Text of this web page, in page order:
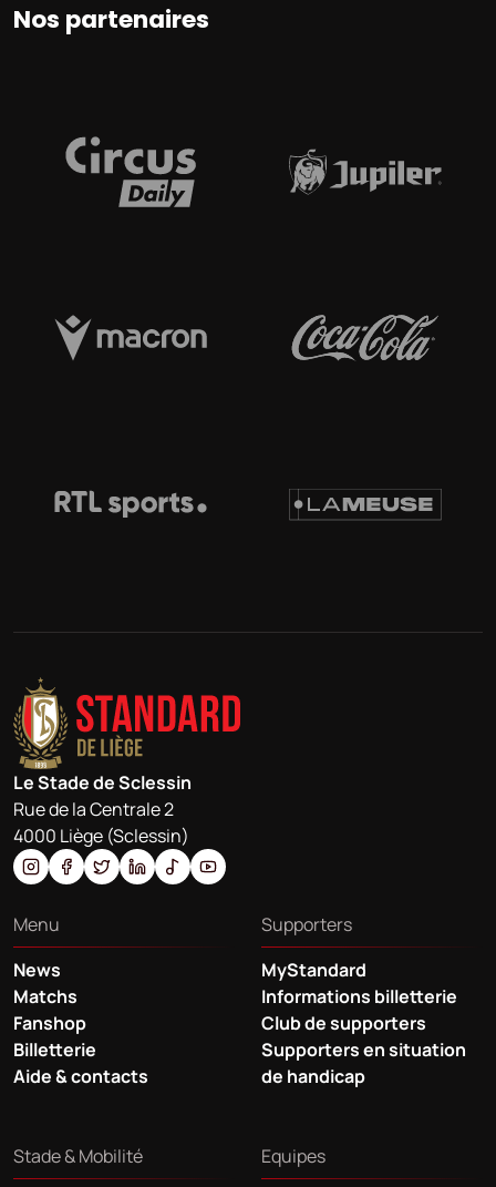
Nos partenaires
Le Stade de Sclessin
Rue de la Centrale 2
4000 Liège (Sclessin)
Menu
News
Matchs
Fanshop
Billetterie
Aide & contacts
Supporters
MyStandard
Informations billetterie
Club de supporters
Supporters en situation
de handicap
Stade & Mobilité
Equipes